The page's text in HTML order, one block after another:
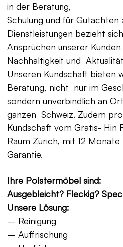
in der Beratung,
Schulung und für Gutachten
Dienstleistungen bezieht
Ansprüchen unserer Kunden
Nachhaltigkeit und
Unseren Kundschaft bieten
Beratung, nicht nur im
sondern unverbindlich an
ganzen Schweiz. Zudem
Kundschaft vom Gratis- Hin
Raum Zürich, mit 12
Garantie.
Ihre Polstermöbel sind:
Ausgebleicht? Fleckig?
Unsere Lösung:
– Reinigung
– Auffrischung